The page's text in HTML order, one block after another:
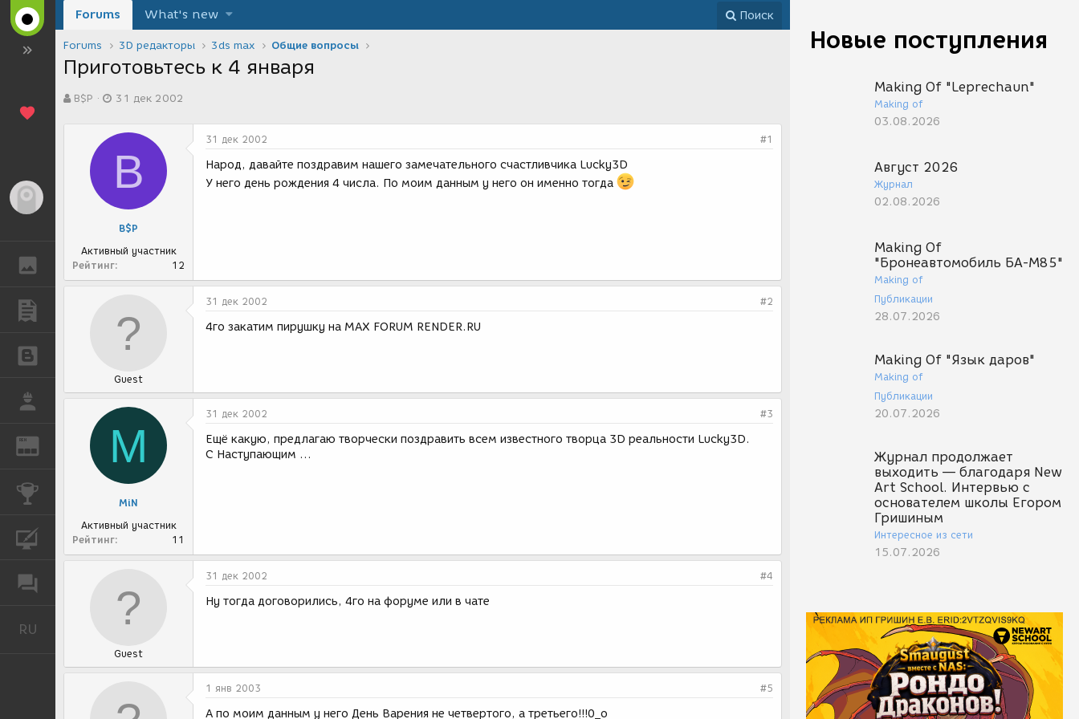
ГАЛЕРЕЯ
REN ЖУРНАЛ
КУРСЫ
RU
Новые поступления
Making Of "Leprechaun"
Making of
03.08.2026
Август 2026
Журнал
02.08.2026
Making Of
"Бронеавтомобиль БА-М85"
Making of
Публикации
28.07.2026
Making Of "Язык даров"
Making of
Публикации
20.07.2026
Журнал продолжает
выходить — благодаря New
Art School. Интервью с
основателем школы Егором
Гришиным
Интересное из сети
15.07.2026
Forums What's new Поиск
Forums 3D редакторы 3ds max Общие вопросы
Приготовьтесь к 4 января
в
B$P
а
а
о
д
а
и
я
31 дек 2002
B
B$P
Активный участник
Рейтинг
12
31 дек 2002 #1
Народ, давайте поздравим нашего замечательного счастливчика Lucky3D
У него день рождения 4 числа. По моим данным у него он именно тогда
Guest
31 дек 2002 #2
4го закатим пирушку на MAX FORUM RENDER.RU
M
MiN
Активный участник
Рейтинг
11
31 дек 2002 #3
Ещё какую, предлагаю творчески поздравить всем известного творца 3D реальности Lucky3D.
С Наступающим ...
Guest
31 дек 2002 #4
Ну тогда договорились, 4го на форуме или в чате
1 янв 2003 #5
А по моим данным у него День Варения не четвертого, а третьего!!!0_o